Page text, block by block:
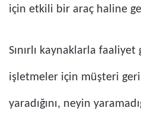
için etkili bir araç haline
Sınırlı kaynaklarla
işletmeler için müşteri
yaradığını, neyin